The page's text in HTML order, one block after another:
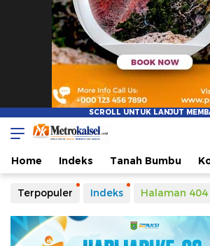
Home Indeks Tanah Bumbu
Terpopuler Indeks Halaman 404